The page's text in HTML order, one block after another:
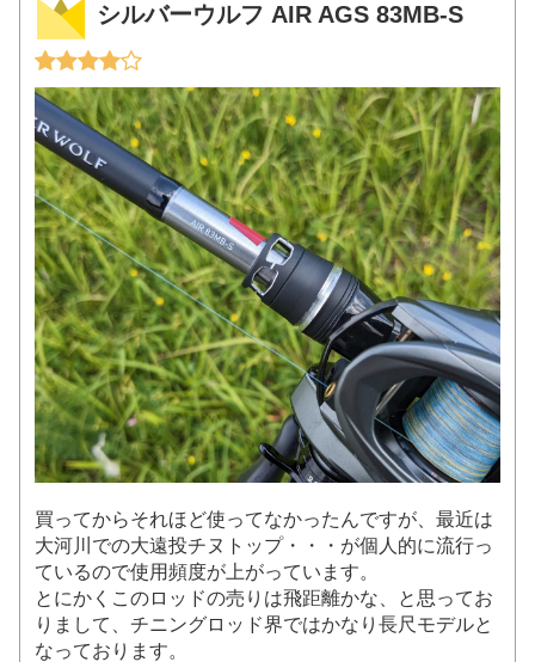
シルバーウルフ AIR AGS 83MB-S
買ってからそれほど使ってなかったんですが、最近は
大河川での大遠投チヌトップ・・・が個人的に流行っ
ているので使用頻度が上がっています。
とにかくこのロッドの売りは飛距離かな、と思ってお
りまして、チニングロッド界ではかなり長尺モデルと
なっております。